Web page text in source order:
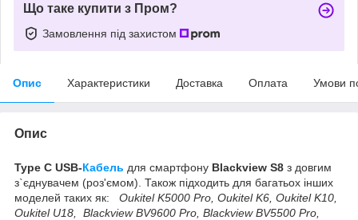
Що таке купити з Пром?
Замовлення під захистом
Опис Характеристики Доставка Оплата Умови
Опис
Type C USB-Кабель для смартфону Blackview S8 з довгим
з`єднувачем (роз'ємом). Також підходить для багатьох інших
моделей таких як:
Oukitel K5000 Pro, Oukitel K6, Oukitel K10,
Oukitel U18,
Blackview BV9600 Pro, Blackview BV5500 Pro,